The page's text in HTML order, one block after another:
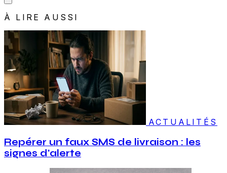
À LIRE AUSSI
ACTUALITÉS
Repérer un faux SMS de livraison : les
signes d'alerte